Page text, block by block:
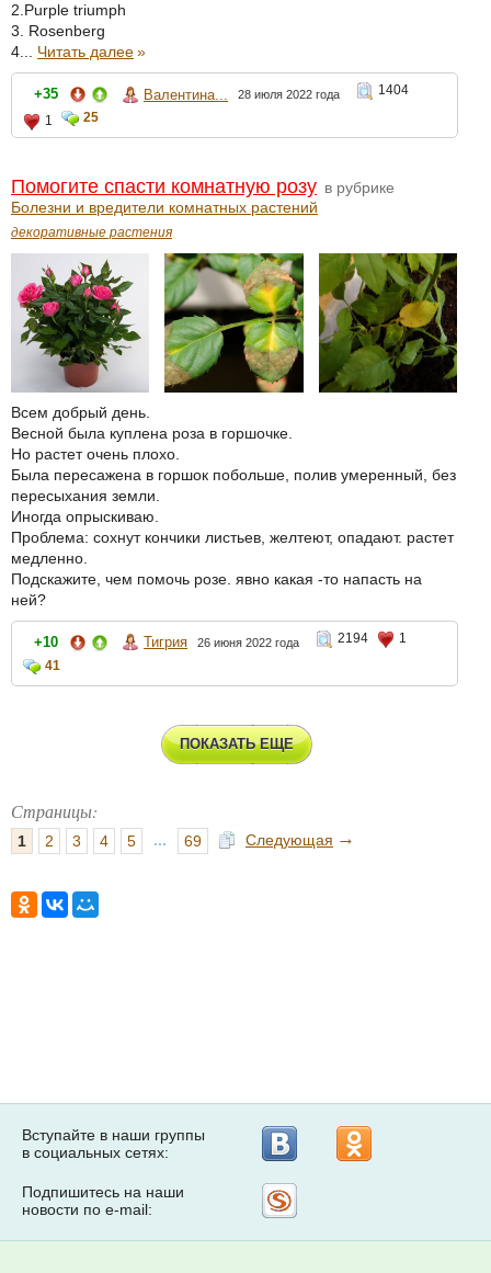
2.Purple triumph
3. Rosenberg
4... Читать далее»
+35 Валентина... 28 июля 2022 года
1404
1
25
Помогите спасти комнатную розу в рубрике
Болезни и вредители комнатных растений
декоративные растения
Всем добрый день.
Весной была куплена роза в горшочке.
Но растет очень плохо.
Была пересажена в горшок побольше, полив умеренный, без
пересыхания земли.
Иногда опрыскиваю.
Проблема: сохнут кончики листьев, желтеют, опадают. растет
медленно.
Подскажите, чем помочь розе. явно какая -то напасть на
ней?
+10 Тигрия 26 июня 2022 года 2194
1
41
ПОКАЗАТЬ ЕЩЕ
Страницы:
1 2 3 4 5 ... 69 Следующая →
Вступайте в наши группы
в социальных сетях:
Подпишитесь на наши
новости по e-mail: